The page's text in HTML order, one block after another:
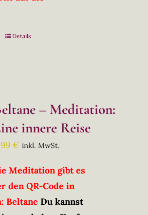
Details
– Meditation:
innere Reise
€ inkl. MwSt.
Meditation gibt es
den QR-Code in
Beltane Du kannst